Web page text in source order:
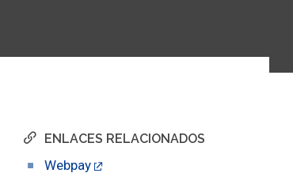
ENLACES RELACIONADOS
Webpay